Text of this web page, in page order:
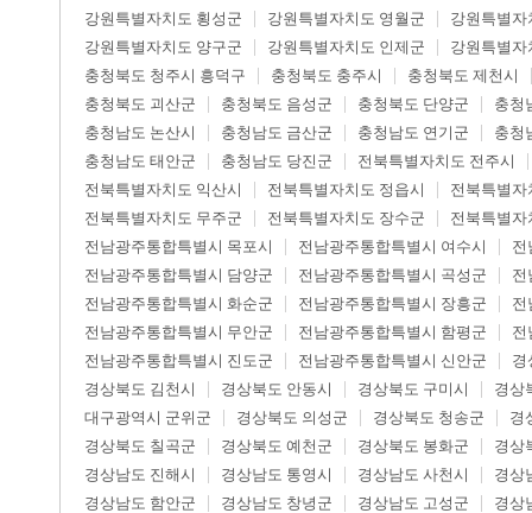
강원특별자치도 횡성군
강원특별자치도 영월군
강원특별자
강원특별자치도 양구군
강원특별자치도 인제군
강원특별자
충청북도 청주시 흥덕구
충청북도 충주시
충청북도 제천시
충청북도 괴산군
충청북도 음성군 충청북도 단양군
충청
충청남도 논산시
충청남도 금산군 충청남도 연기군
충청
충청남도 태안군
충청남도 당진군
전북특별자치도 전주시
전북특별자치도 익산시
전북특별자치도 정읍시
전북특별자
전북특별자치도 무주군
전북특별자치도 장수군
전북특별자
전남광주통합특별시 목포시
전남광주통합특별시 여수시
전
전남광주통합특별시 담양군
전남광주통합특별시 곡성군
전
전남광주통합특별시 화순군
전남광주통합특별시 장흥군
전
전남광주통합특별시 무안군
전남광주통합특별시 함평군
전
전남광주통합특별시 진도군
전남광주통합특별시 신안군
경
경상북도 김천시
경상북도 안동시 경상북도 구미시
경상
대구광역시 군위군
경상북도 의성군 경상북도 청송군
경
경상북도 칠곡군
경상북도 예천군 경상북도 봉화군
경상
경상남도 진해시
경상남도 통영시 경상남도 사천시
경상
경상남도 함안군
경상남도 창녕군 경상남도 고성군
경상